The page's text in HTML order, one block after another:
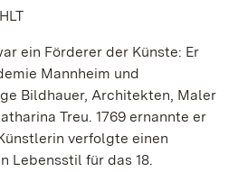
ein Förderer der Künste: Er
Mannheim und
Bildhauer, Architekten, Maler
Treu. 1769 ernannte er
verfolgte einen
Lebensstil für das 18.